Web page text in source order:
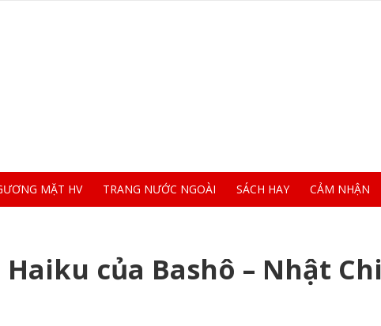
MẶT HV TRANG NƯỚC NGOÀI SÁCH HAY CẢM NHẬN
của Bashô – Nhật